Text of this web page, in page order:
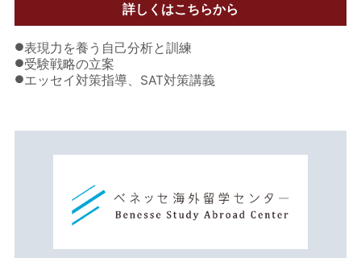
詳しくはこちらから
●表現力を養う自己分析と訓練
●受験戦略の立案
●エッセイ対策指導、SAT対策講義